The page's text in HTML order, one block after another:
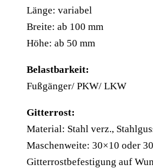
Länge: variabel
Breite: ab 100 mm
Höhe: ab 50 mm
Belastbarkeit:
Fußgänger/ PKW/ LKW
Gitterrost:
Material: Stahl verz.,
Maschenweite: 30×10 oder
Gitterrostbefestigung auf